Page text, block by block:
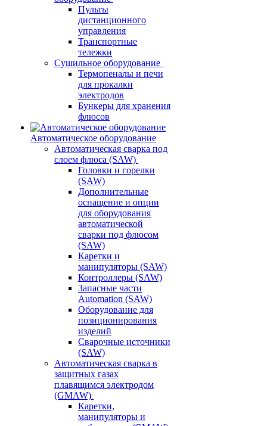
Пульты
дистанционного
управления
Транспортные
тележки
Сушильное оборудование
Термопеналы и печи
для прокалки
электродов
Бункеры для хранения
флюсов
Автоматическое оборудование
Автоматическая сварка под
слоем флюса (SAW)
Головки и горелки
(SAW)
Дополнительные
оснащение и опции
для оборудования
автоматической
сварки под флюсом
(SAW)
Каретки и
манипуляторы (SAW)
Контроллеры (SAW)
Запасные части
Automation (SAW)
Оборудование для
позиционирования
изделий
Сварочные источники
(SAW)
Автоматическая сварка в
защитных газах
плавящимся электродом
(GMAW)
Каретки,
манипуляторы и